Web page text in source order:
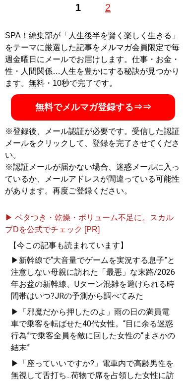
1 2
SPA！編集部が「人生後半を賢く楽しく生きる」
をテーマに厳選した記事をメルマガ会員限定で毎
週金曜日にメールでお届けします。仕事・お金・
性・人間関係…人生を豊かにする秘訣が見つかり
ます。無料・10秒で完了です。
無料でメルマガ登録する⇒⇒
※登録後、メール認証が必要です。受信した認証
メールをクリックして、登録を完了させてくださ
い。
※認証メールが届かない場合、迷惑メールに入っ
ているか、メールアドレスが間違っている可能性
があります。再度ご登録ください。
▶ ベタつき・乾燥・ボリューム不足に。スカル
プDを公式でチェック [PR]
【今この記事も読まれています】
▶新幹線で“大音量でゲームを実況する息子”と
注意しない母親に訪れた「最悪」な末路/2026
年お盆の新幹線、Uターン混雑を避けられる時
間帯はいつ?JRの予測から調べてみた
▶「邪魔だから押したのよ」雨の日の満員電
車で乗客を転ばせた40代女性。“目に余る迷惑
行為”で乗客全員を敵に回した女性の“まさかの
結末”
▶「座っていいですか?」電車内で高齢男性を
無視して舌打ち...荷物で席を占領した女性に訪